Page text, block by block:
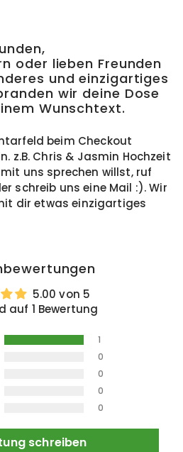
oder lieben Freunden
und einzigartiges
wir deine Dose
Wunschtext.
beim Checkout
z.B. Chris & Jasmin Hochzeit
uns sprechen willst, ruf
schreib uns eine Mail :). Wir
dir etwas einzigartiges
5.00 von 5
auf 1 Bewertung
1
0
0
0
0
schreiben